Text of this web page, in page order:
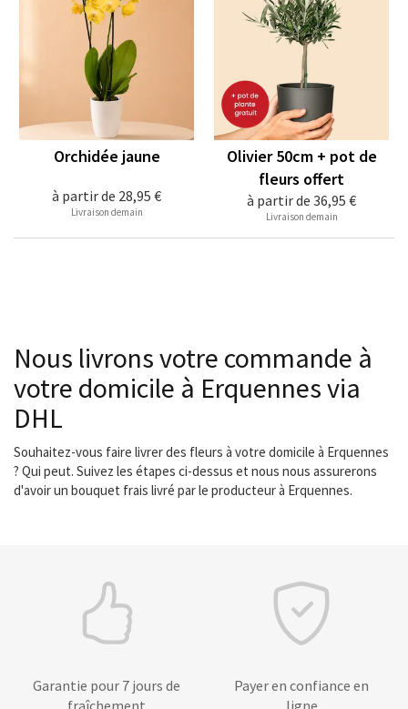
à partir de 28,95 €
Orchidée jaune
Livraison demain
à partir de 36,95 €
Olivier 50cm + pot de
fleurs offert
Livraison demain
Nous livrons votre commande à
votre domicile à Erquennes via
DHL
Souhaitez-vous faire livrer des fleurs à votre domicile à Erquennes
? Qui peut. Suivez les étapes ci-dessus et nous nous assurerons
d'avoir un bouquet frais livré par le producteur à Erquennes.
Garantie pour 7 jours de
fraîchement
Payer en confiance en
ligne